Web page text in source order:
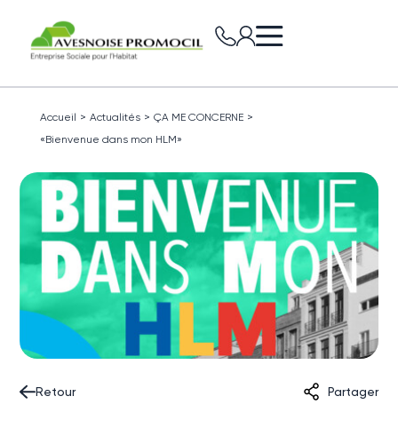
Accueil > Actualités > ÇA ME CONCERNE >
«Bienvenue dans mon HLM»
Retour Partager